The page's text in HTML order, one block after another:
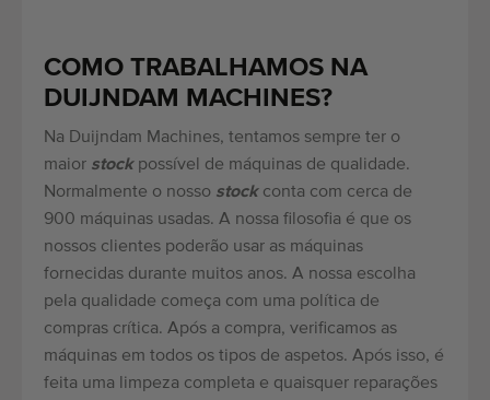
COMO TRABALHAMOS NA
DUIJNDAM MACHINES?
Na Duijndam Machines, tentamos sempre ter o
maior stockpossível de máquinas de qualidade.
Normalmente o nosso stockconta com cerca de
900 máquinas usadas. A nossa filosofia é que os
nossos clientes poderão usar as máquinas
fornecidas durante muitos anos. A nossa escolha
pela qualidade começa com uma política de
compras crítica. Após a compra, verificamos as
máquinas em todos os tipos de aspetos. Após isso, é
feita uma limpeza completa e quaisquer reparações